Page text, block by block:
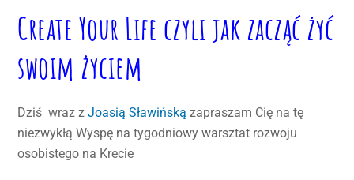
Create Your Life czyli jak zacząć żyć
swoim życiem
Dziś wraz zJoasią Sławińską zapraszam Cię na tę
niezwykłą Wyspę na tygodniowy warsztat rozwoju
osobistego na Krecie